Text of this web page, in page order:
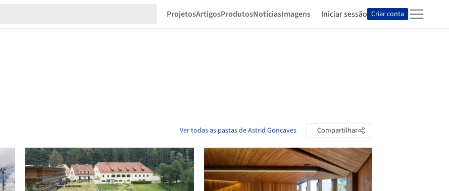
ProjetosArtigosProdutosNotíciasImagens Iniciar sessão Criar conta
Ver todas as pastas de Astrid Goncaves Compartilhar